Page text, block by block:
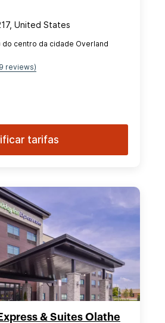
United States
do centro da cidade Overland
reviews)
tarifas
& Suites Olathe